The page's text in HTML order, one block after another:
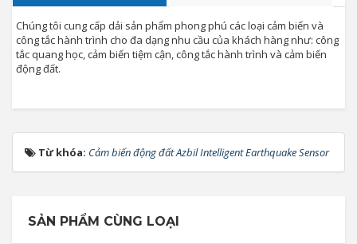
Chúng tôi cung cấp dải sản phẩm phong phú các loại cảm biến và
công tắc hành trình cho đa dạng nhu cầu của khách hàng như: công
tắc quang học, cảm biến tiệm cận, công tắc hành trình và cảm biến
động đất.
Từ khóa: Cảm biến động đất Azbil Intelligent Earthquake Sensor
SẢN PHẨM CÙNG LOẠI